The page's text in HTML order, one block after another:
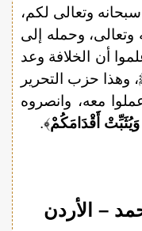
سبحانه وتعالى لكم،
وحمله إلى
أن الخلافة وعد
حزب التحرير
معه، وانصروه
وَيُثَبِّتْ أَقْدَامَكُمْ﴾.
– الأردن